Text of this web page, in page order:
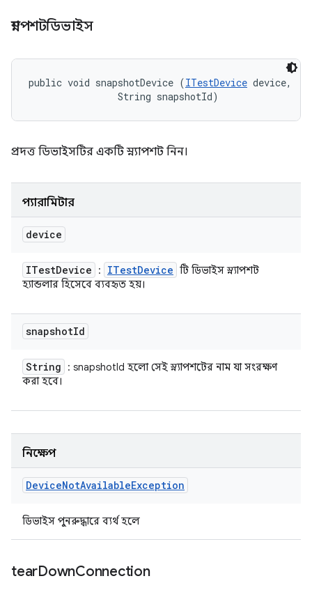
স্ন্যাপশটডিভাইস
public void snapshotDevice (ITestDevice device,
                String snapshotId)
প্রদত্ত ডিভাইসটির একটি স্ন্যাপশট নিন।
প্যারামিটার
device
ITestDevice : ITestDevice টি ডিভাইস স্ন্যাপশট
হ্যান্ডলার হিসেবে ব্যবহৃত হয়।
snapshotId
String
: snapshotId হলো সেই স্ন্যাপশটের নাম যা সংরক্ষণ
করা হবে।
নিক্ষেপ
DeviceNotAvailableException
ডিভাইস পুনরুদ্ধারে ব্যর্থ হলে
tearDownConnection